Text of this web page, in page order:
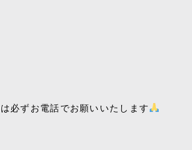
必ずお電話でお願いいたします